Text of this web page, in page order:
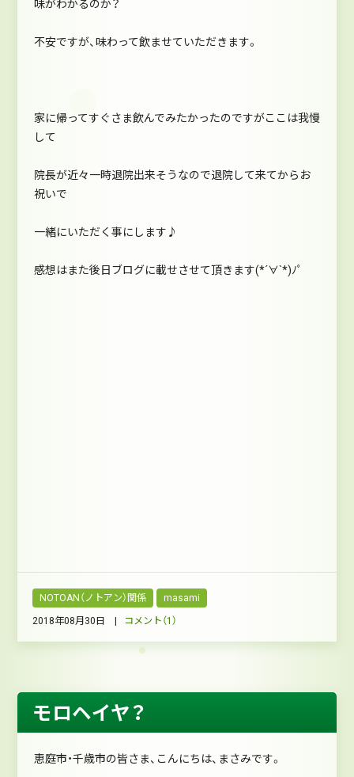
味がわかるのか？
不安ですが、味わって飲ませていただきます。
家に帰ってすぐさま飲んでみたかったのですがここは我慢
して
院長が近々一時退院出来そうなので退院して来てからお
祝いで
一緒にいただく事にします♪
感想はまた後日ブログに載せさせて頂きます(*´∀`*)ﾉﾟ
NOTOAN（ノトアン）関係 masami
2018年08月30日 | コメント（1）
モロヘイヤ？
恵庭市・千歳市の皆さま、こんにちは、まさみです。